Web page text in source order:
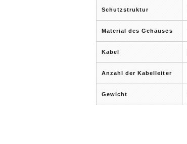
Schutzstruktur
Material des Gehäuses
Kabel
Anzahl der Kabelleiter
Gewicht